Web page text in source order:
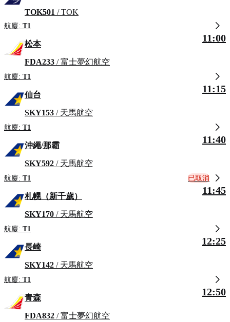
TOK501 / TOK
航廈: T1
松本
FDA233 / 富士夢幻航空
航廈: T1
11:00
仙台
SKY153 / 天馬航空
航廈: T1
11:15
沖繩/那霸
SKY592 / 天馬航空
航廈: T1
11:40
已取消
札幌（新千歲）
SKY170 / 天馬航空
航廈: T1
11:45
長崎
SKY142 / 天馬航空
航廈: T1
12:25
青森
FDA832 / 富士夢幻航空
12:50